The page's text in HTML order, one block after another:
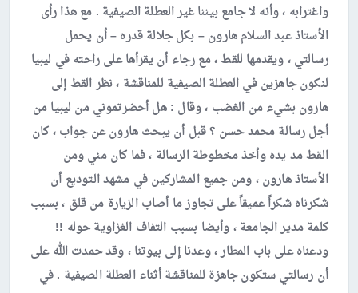
واغترابه ، وأنه لا جامع بيننا غير العطلة الصيفية . مع هذا رأى
الأستاذ عبد السلام هارون – بكل جلالة قدره – أن يحمل
رسالتي ، ويقدمها للقط ، مع رجاء أن يقرأها على راحته في ليبيا
لنكون جاهزين في العطلة الصيفية للمناقشة ، نظر القط إلى
هارون بشيء من الغضب ، وقال : هل أحضرتموني من ليبيا من
أجل رسالة محمد حسن ؟ قبل أن يبحث هارون عن جواب ، كان
القط مد يده وأخذ مخطوطة الرسالة ، فما كان مني ومن
الأستاذ هارون ، ومن جميع المشاركين في مشهد التوديع أن
شكرناه شكراً عميقاً على تجاوز ما أصاب الزيارة من قلق ، بسبب
كلمة مدير الجامعة ، وأيضا بسبب التفاف الغزاوية حوله !!
ودعناه على باب المطار ، وعدنا إلى بيوتنا ، وقد حمدت الله على
أن رسالتي ستكون جاهزة للمناقشة أثناء العطلة الصيفية . في